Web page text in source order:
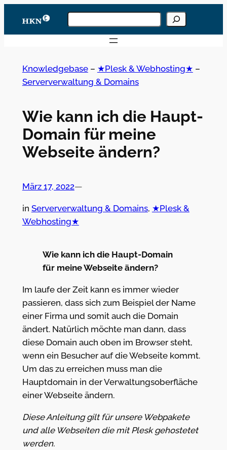
Inhalt
springen
Knowledgebase
durchsuchen
Knowledgebase– ★Plesk & Webhosting★ –
Serververwaltung & Domains
Wie kann ich die Haupt-
Domain für meine
Webseite ändern?
März 17, 2022—
in Serververwaltung & Domains, ★Plesk &
Webhosting★
Wie kann ich die Haupt-Domain
für meine Webseite ändern?
Im laufe der Zeit kann es immer wieder
passieren, dass sich zum Beispiel der Name
einer Firma und somit auch die Domain
ändert. Natürlich möchte man dann, dass
diese Domain auch oben im Browser steht,
wenn ein Besucher auf die Webseite kommt.
Um das zu erreichen muss man die
Hauptdomain in der Verwaltungsoberfläche
einer Webseite ändern.
Diese Anleitung gilt für unsere Webpakete
und alle Webseiten die mit Plesk gehostetet
werden.